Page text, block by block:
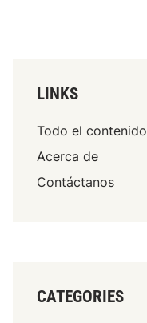
LINKS
Todo el contenido
Acerca de
Contáctanos
CATEGORIES